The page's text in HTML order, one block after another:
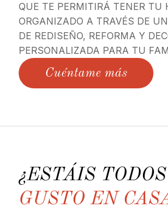
QUE TE PERMITIRÁ TENER TU
ORGANIZADO A TRAVÉS DE
DE REDISEÑO, REFORMA Y
PERSONALIZADA PARA TU
Cuéntame más
¿ESTÁIS
GUSTO EN